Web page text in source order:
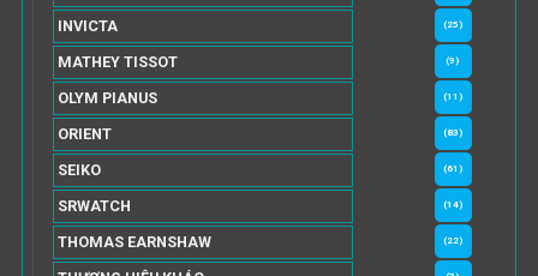
INVICTA (25)
MATHEY TISSOT (9)
OLYM PIANUS (11)
ORIENT (83)
SEIKO (61)
SRWATCH (14)
THOMAS EARNSHAW (22)